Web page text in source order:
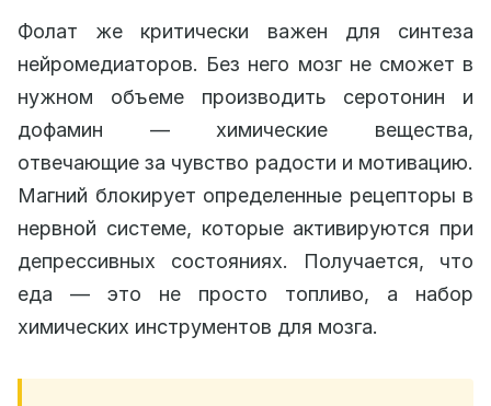
Фолат же критически важен для синтеза
нейромедиаторов. Без него мозг не сможет в
нужном объеме производить серотонин и
дофамин — химические вещества,
отвечающие за чувство радости и мотивацию.
Магний блокирует определенные рецепторы в
нервной системе, которые активируются при
депрессивных состояниях. Получается, что
еда — это не просто топливо, а набор
химических инструментов для мозга.